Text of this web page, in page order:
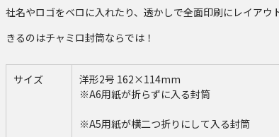
社名やロゴをベロに入れたり、透かしで全面印刷にレイアウ
きるのはチャミロ封筒ならでは！
サイズ
洋形2号 162×114mm
※A6用紙が折らずに入る封筒
※A5用紙が横二つ折りにして入る封筒